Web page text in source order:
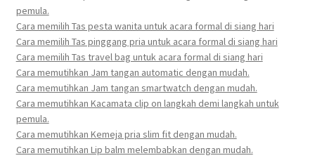
pemula.
Cara memilih Tas pesta wanita untuk acara formal di siang hari
Cara memilih Tas pinggang pria untuk acara formal di siang hari
Cara memilih Tas travel bag untuk acara formal di siang hari
Cara memutihkan Jam tangan automatic dengan mudah.
Cara memutihkan Jam tangan smartwatch dengan mudah.
Cara memutihkan Kacamata clip on langkah demi langkah untuk
pemula.
Cara memutihkan Kemeja pria slim fit dengan mudah.
Cara memutihkan Lip balm melembabkan dengan mudah.